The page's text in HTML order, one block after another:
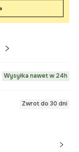
Wysyłka nawet w 24h
Zwrot do 30 dni